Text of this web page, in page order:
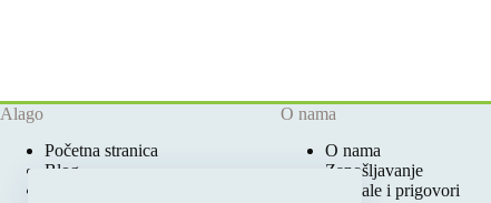
Alago
Početna stranica
Blog
O nama
O nama
Zapošljavanje
Pohvale i prigovori